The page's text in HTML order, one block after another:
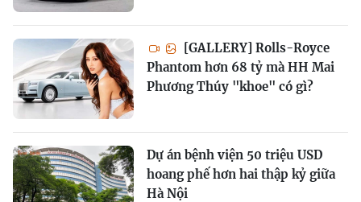
[GALLERY] Rolls-Royce
Phantom hơn 68 tỷ mà HH Mai
Phương Thúy "khoe" có gì?
Dự án bệnh viện 50 triệu USD
hoang phế hơn hai thập kỷ giữa
Hà Nội